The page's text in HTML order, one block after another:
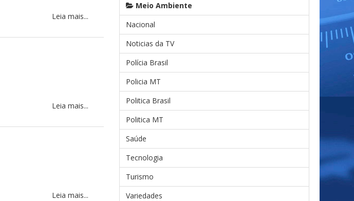
Leia mais...
Leia mais...
Leia mais...
Meio Ambiente
Nacional
Noticias da TV
Polícia Brasil
Policia MT
Politica Brasil
Politica MT
Saúde
Tecnologia
Turismo
Variedades